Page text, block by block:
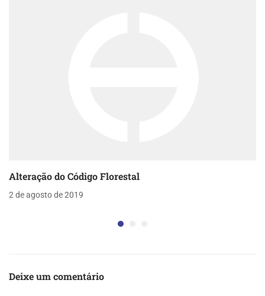
Alteração do Código Florestal
2 de agosto de 2019
Deixe um comentário